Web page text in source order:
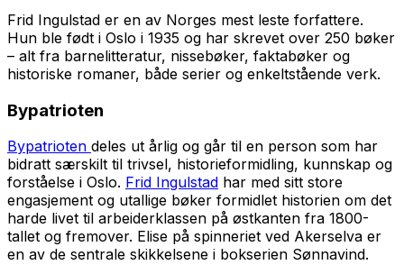
Frid Ingulstad er en av Norges mest leste forfattere.
Hun ble født i Oslo i 1935 og har skrevet over 250 bøker
– alt fra barnelitteratur, nissebøker, faktabøker og
historiske romaner, både serier og enkeltstående verk.
Bypatrioten
Bypatrioten deles ut årlig og går til en person som har
bidratt særskilt til trivsel, historieformidling, kunnskap og
forståelse i Oslo. Frid Ingulstad har med sitt store
engasjement og utallige bøker formidlet historien om det
harde livet til arbeiderklassen på østkanten fra 1800-
tallet og fremover. Elise på spinneriet ved Akerselva er
en av de sentrale skikkelsene i bokserien Sønnavind.